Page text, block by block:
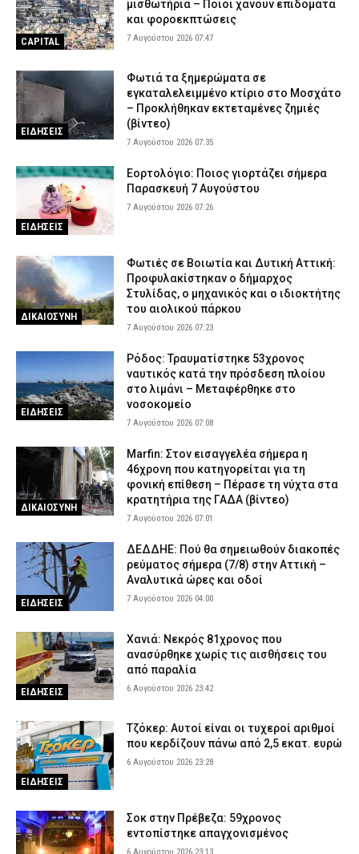
Υποστήριξαν ότι έπαθε ηλεκτροπληξία
ΑΣΤΥΝΟΜΙΑ 6 Αυγούστου 2026 18:39
χωράφι του
ΕΙΔΗΣΕΙΣ 6 Αυγούστου 2026 18:28
CAPITAL
μισθωτήρια – Ποιοι χάνουν επιδόματα
και φοροεκπτώσεις
7 Αυγούστου 2026 07:47
ΕΙΔΗΣΕΙΣ
Φωτιά τα ξημερώματα σε
εγκαταλελειμμένο κτίριο στο Μοσχάτο
– Προκλήθηκαν εκτεταμένες ζημιές
(βίντεο)
7 Αυγούστου 2026 07:35
ΕΙΔΗΣΕΙΣ
Εορτολόγιο: Ποιος γιορτάζει σήμερα
Παρασκευή 7 Αυγούστου
7 Αυγούστου 2026 07:26
ΔΙΚΑΙΟΣΥΝΗ
Φωτιές σε Βοιωτία και Δυτική Αττική:
Προφυλακίστηκαν ο δήμαρχος
Στυλίδας, ο μηχανικός και ο ιδιοκτήτης
του αιολικού πάρκου
7 Αυγούστου 2026 07:23
ΕΙΔΗΣΕΙΣ
Ρόδος: Τραυματίστηκε 53χρονος
ναυτικός κατά την πρόσδεση πλοίου
στο λιμάνι – Μεταφέρθηκε στο
νοσοκομείο
7 Αυγούστου 2026 07:08
ΔΙΚΑΙΟΣΥΝΗ
Marfin: Στον εισαγγελέα σήμερα η
46χρονη που κατηγορείται για τη
φονική επίθεση – Πέρασε τη νύχτα στα
κρατητήρια της ΓΑΔΑ (βίντεο)
7 Αυγούστου 2026 07:01
ΕΙΔΗΣΕΙΣ
ΔΕΔΔΗΕ: Πού θα σημειωθούν διακοπές
ρεύματος σήμερα (7/8) στην Αττική –
Αναλυτικά ώρες και οδοί
7 Αυγούστου 2026 04:00
ΕΙΔΗΣΕΙΣ
Χανιά: Νεκρός 81χρονος που
ανασύρθηκε χωρίς τις αισθήσεις του
από παραλία
6 Αυγούστου 2026 23:42
ΕΙΔΗΣΕΙΣ
Τζόκερ: Αυτοί είναι οι τυχεροί αριθμοί
που κερδίζουν πάνω από 2,5 εκατ. ευρώ
6 Αυγούστου 2026 23:28
Σοκ στην Πρέβεζα: 59χρονος
εντοπίστηκε απαγχονισμένος